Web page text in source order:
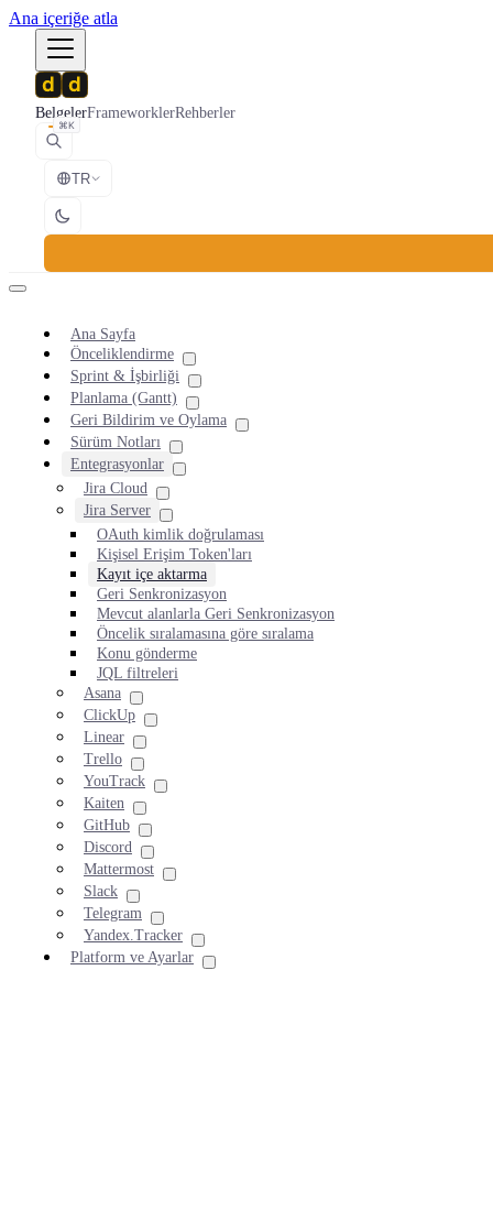
Ana içeriğe atla
BelgelerFrameworklerRehberler
⌘K
TR
Ana Sayfa
Önceliklendirme
Sprint & İşbirliği
Planlama (Gantt)
Geri Bildirim ve Oylama
Sürüm Notları
Entegrasyonlar
Jira Cloud
Jira Server
OAuth kimlik doğrulaması
Kişisel Erişim Token'ları
Kayıt içe aktarma
Geri Senkronizasyon
Mevcut alanlarla Geri Senkronizasyon
Öncelik sıralamasına göre sıralama
Konu gönderme
JQL filtreleri
Asana
ClickUp
Linear
Trello
YouTrack
Kaiten
GitHub
Discord
Mattermost
Slack
Telegram
Yandex.Tracker
Platform ve Ayarlar